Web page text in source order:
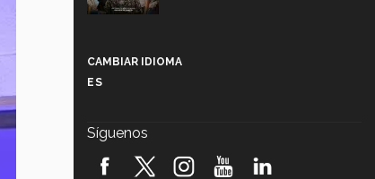
robótica FIRST 2026! (video)
CAMBIAR IDIOMA
ES
Síguenos